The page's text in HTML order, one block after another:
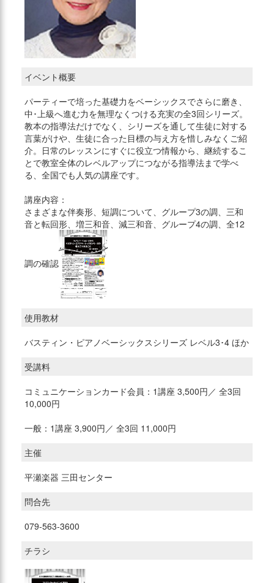
イベント概要
パーティーで培った基礎力をベーシックスでさらに磨き、
中･上級へ進む力を無理なくつける充実の全3回シリーズ。
教本の指導法だけでなく、シリーズを通して生徒に対する
言葉がけや、生徒に合った目標の与え方を惜しみなくご紹
介。日常のレッスンにすぐに役立つ情報から、継続するこ
とで教室全体のレベルアップにつながる指導法まで学べ
る、全国でも人気の講座です。
講座内容：
さまざまな伴奏形、短調について、グループ3の調、三和
音と転回形、増三和音、減三和音、グループ4の調、全12
調の確認
使用教材
バスティン・ピアノベーシックスシリーズ レベル3･4 ほか
受講料
コミュニケーションカード会員：1講座 3,500円／ 全3回
10,000円
一般：1講座 3,900円／ 全3回 11,000円
主催
平瀬楽器 三田センター
問合先
079-563-3600
チラシ